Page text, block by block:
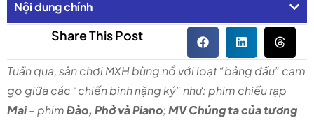
Nội dung chính
Share This Post
Tuần qua, sân chơi MXH bùng nổ với loạt “bảng đấu” cam
go giữa các “chiến binh nặng ký” như: phim chiếu rạp
Mai– phimĐào, Phở và Piano;MV Chúng ta của tương